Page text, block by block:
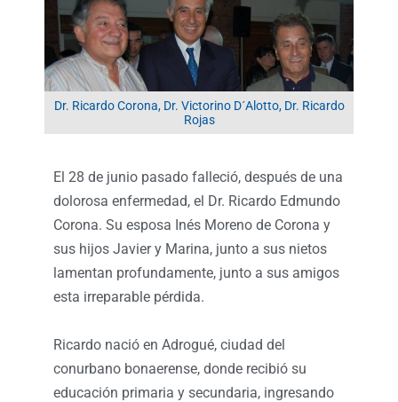
Dr. Ricardo Corona, Dr. Victorino D´Alotto, Dr. Ricardo
Rojas
El 28 de junio pasado falleció, después de una
dolorosa enfermedad, el Dr. Ricardo Edmundo
Corona. Su esposa Inés Moreno de Corona y
sus hijos Javier y Marina, junto a sus nietos
lamentan profundamente, junto a sus amigos
esta irreparable pérdida.
Ricardo nació en Adrogué, ciudad del
conurbano bonaerense, donde recibió su
educación primaria y secundaria, ingresando